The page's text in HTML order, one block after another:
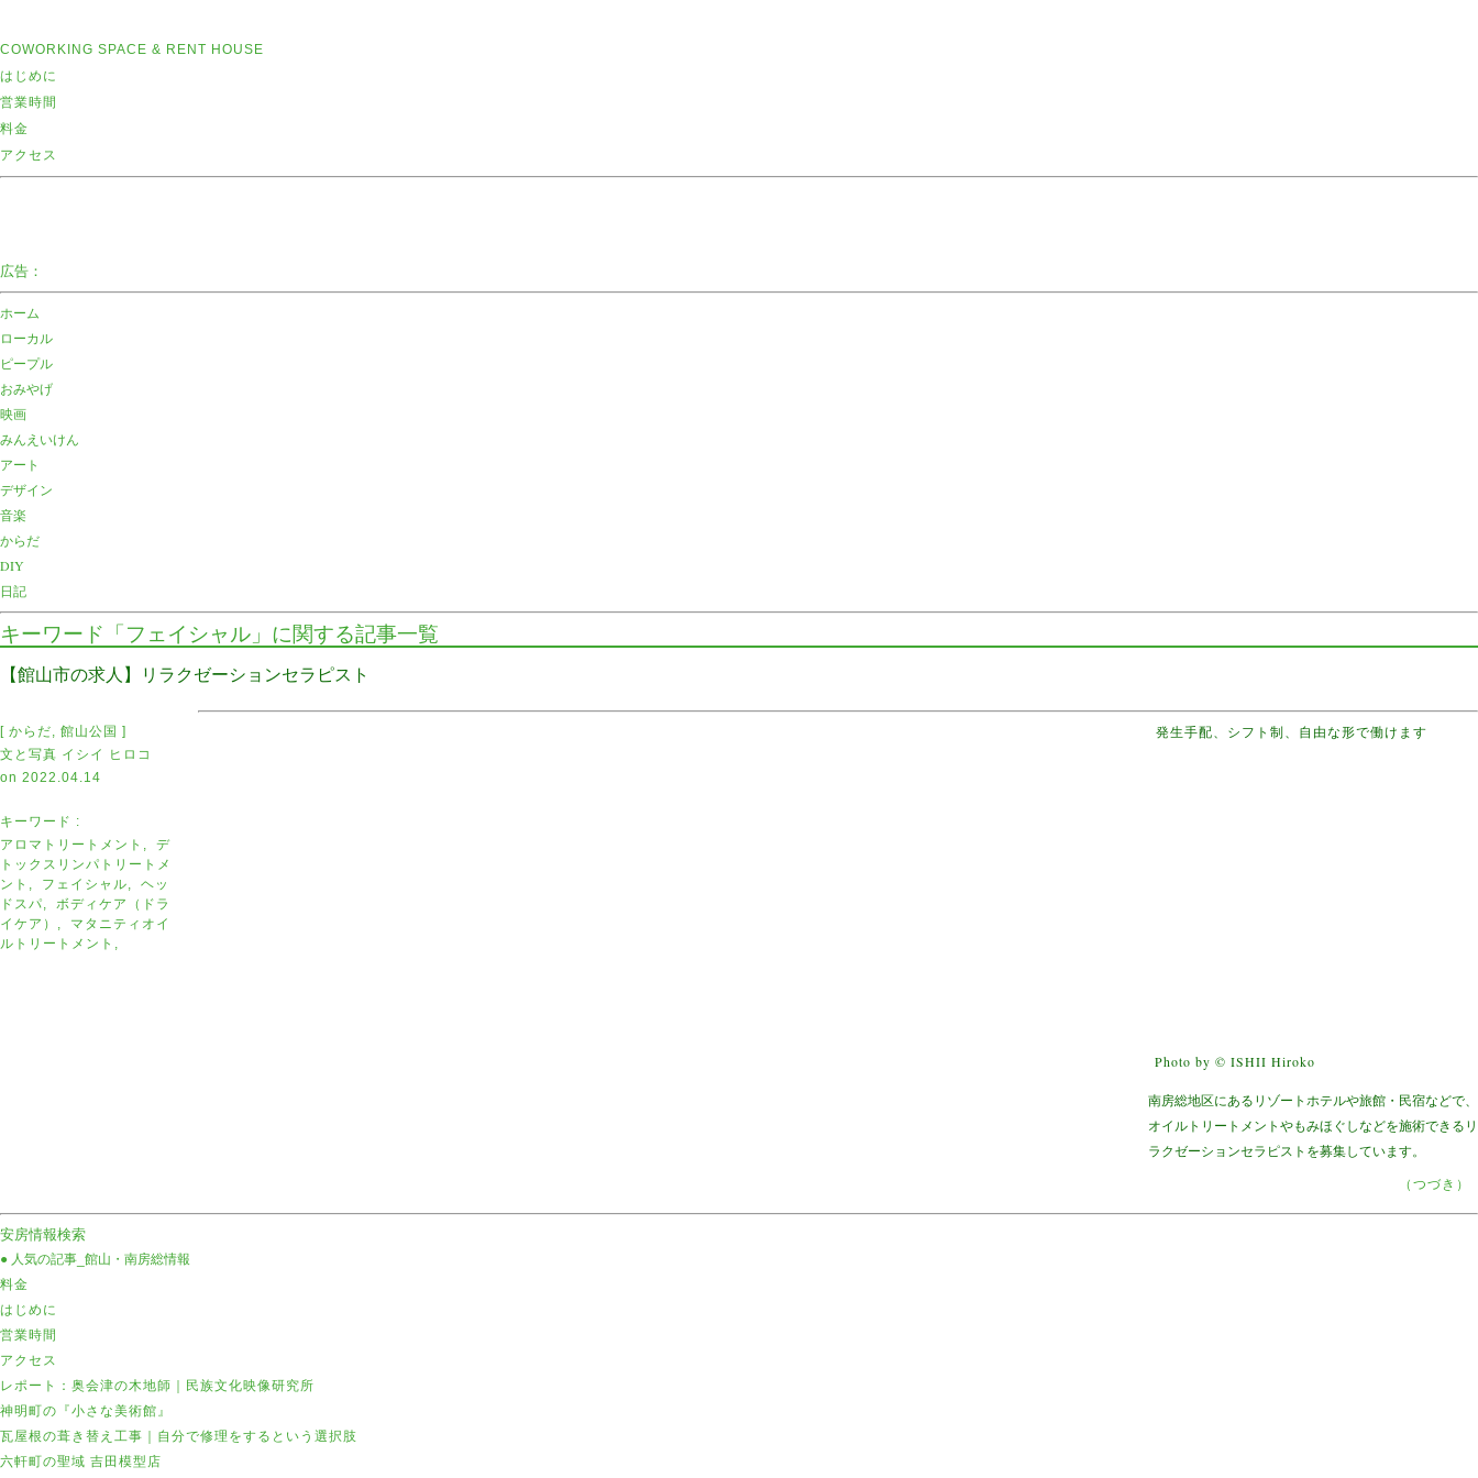
COWORKING SPACE & RENT HOUSE
はじめに
営業時間
料金
アクセス
広告：
ホーム
ローカル
ピープル
おみやげ
映画
みんえいけん
アート
デザイン
音楽
からだ
DIY
日記
キーワード「フェイシャル」に関する記事一覧
【館山市の求人】リラクゼーションセラピスト
[ からだ 館山公国 ]
文と写真 イシイ ヒロコ
on 2022.04.14
キーワード :
アロマトリートメント
デ
トックスリンパトリートメ
ント
フェイシャル
ヘッ
ドスパ
ボディケア（ドラ
イケア）
マタニティオイ
ルトリートメント
Photo by © ISHII Hiroko
発生手配、シフト制、自由な形で働けます
南房総地区にあるリゾートホテルや旅館・民宿などで、
オイルトリートメントやもみほぐしなどを施術できるリ
ラクゼーションセラピストを募集しています。
（つづき）
安房情報検索
● 人気の記事 _館山・南房総情報
料金
はじめに
営業時間
アクセス
レポート：奥会津の木地師｜民族文化映像研究所
神明町の『小さな美術館』
瓦屋根の葺き替え工事｜自分で修理をするという選択肢
六軒町の聖域 吉田模型店